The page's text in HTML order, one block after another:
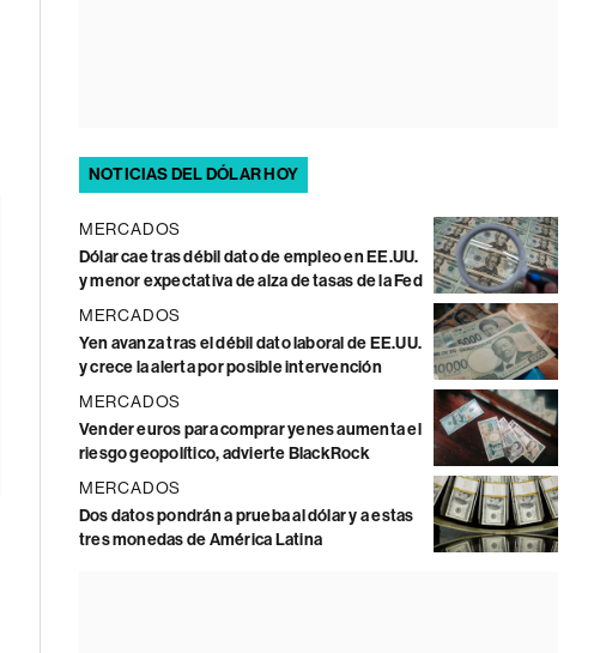
NOTICIAS DEL DÓLAR HOY
MERCADOS
Dólar cae tras débil dato de empleo en EE.UU.
y menor expectativa de alza de tasas de la Fed
MERCADOS
Yen avanza tras el débil dato laboral de EE.UU.
y crece la alerta por posible intervención
MERCADOS
Vender euros para comprar yenes aumenta el
riesgo geopolítico, advierte BlackRock
MERCADOS
Dos datos pondrán a prueba al dólar y a estas
tres monedas de América Latina